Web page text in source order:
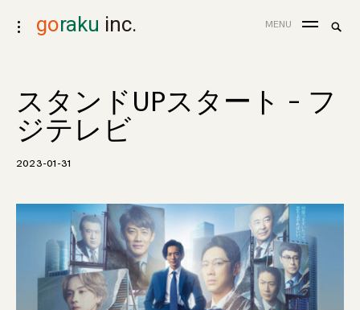
to
goraku inc.
toggle
MENU
スタンドUPスタート – フ
ジテレビ
2023-01-31
search